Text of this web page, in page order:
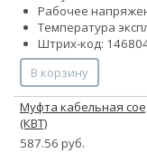
Рабочее
Температура
Штрих-код:
В корзину
Муфта кабельная
(КВТ)
587.56 руб.